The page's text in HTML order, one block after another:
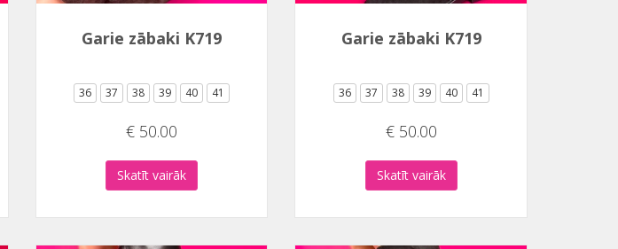
Garie zābaki K719
36 37 38 39 40 41
€ 50.00
Skatīt vairāk
Garie zābaki K719
36 37 38 39 40 41
€ 50.00
Skatīt vairāk